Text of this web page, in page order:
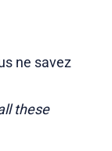
ne savez
these